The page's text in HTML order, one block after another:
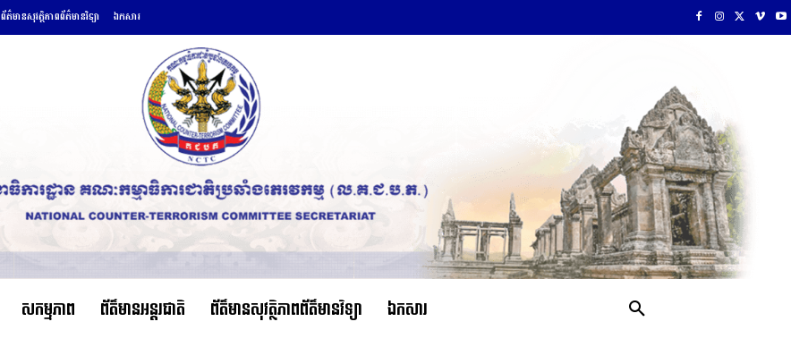
ព័ត៌មានសុវត្ថិភាពព័ត៌មានវិទ្យា ឯកសារ
សកម្មភាព ព័ត៌មានអន្តរជាតិ ព័ត៌មានសុវត្ថិភាពព័ត៌មានវិទ្យា ឯកសារ